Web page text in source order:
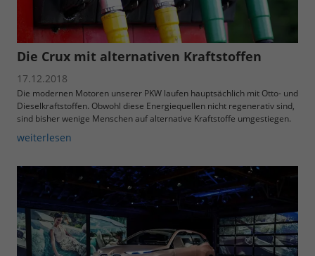
Die Crux mit alternativen Kraftstoffen
17.12.2018
Die modernen Motoren unserer PKW laufen hauptsächlich mit Otto- und
Dieselkraftstoffen. Obwohl diese Energiequellen nicht regenerativ sind,
sind bisher wenige Menschen auf alternative Kraftstoffe umgestiegen.
weiterlesen